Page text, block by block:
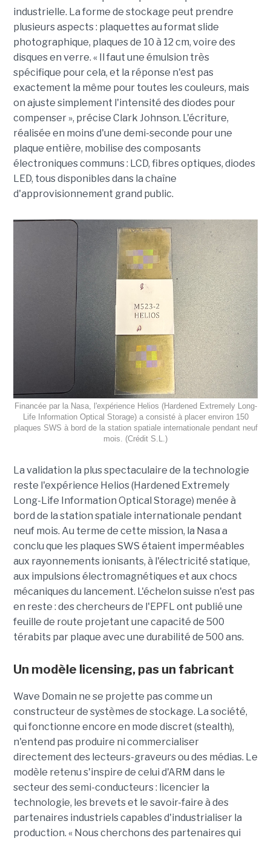
industrielle. La forme de stockage peut prendre
plusieurs aspects : plaquettes au format slide
photographique, plaques de 10 à 12 cm, voire des
disques en verre. « Il faut une émulsion très
spécifique pour cela, et la réponse n'est pas
exactement la même pour toutes les couleurs, mais
on ajuste simplement l'intensité des diodes pour
compenser », précise Clark Johnson. L'écriture,
réalisée en moins d'une demi-seconde pour une
plaque entière, mobilise des composants
électroniques communs : LCD, fibres optiques, diodes
LED, tous disponibles dans la chaîne
d'approvisionnement grand public.
Financée par la Nasa, l'expérience Helios (Hardened Extremely Long-
Life Information Optical Storage) a consisté à placer environ 150
plaques SWS à bord de la station spatiale internationale pendant neuf
mois. (Crédit S.L.)
La validation la plus spectaculaire de la technologie
reste l'expérience Helios (Hardened Extremely
Long-Life Information Optical Storage) menée à
bord de la station spatiale internationale pendant
neuf mois. Au terme de cette mission, la Nasa a
conclu que les plaques SWS étaient imperméables
aux rayonnements ionisants, à l'électricité statique,
aux impulsions électromagnétiques et aux chocs
mécaniques du lancement. L'échelon suisse n'est pas
en reste : des chercheurs de l'EPFL ont publié une
feuille de route projetant une capacité de 500
térabits par plaque avec une durabilité de 500 ans.
Un modèle licensing, pas un fabricant
Wave Domain ne se projette pas comme un
constructeur de systèmes de stockage. La société,
qui fonctionne encore en mode discret (stealth),
n'entend pas produire ni commercialiser
directement des lecteurs-graveurs ou des médias. Le
modèle retenu s'inspire de celui d'ARM dans le
secteur des semi-conducteurs : licencier la
technologie, les brevets et le savoir-faire à des
partenaires industriels capables d'industrialiser la
production. « Nous cherchons des partenaires qui